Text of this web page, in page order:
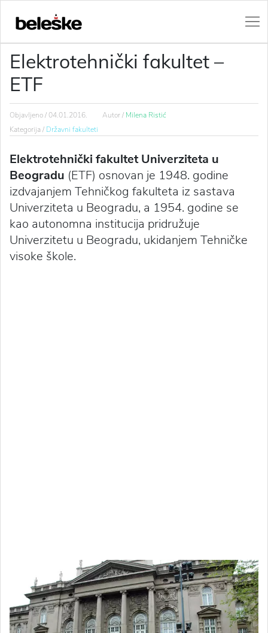
Elektrotehnički fakultet –
ETF
Objavljeno /04.01.2016. Autor / Milena Ristić
Kategorija / Državni fakulteti
Elektrotehnički fakultet Univerziteta u
Beogradu (ETF) osnovan je 1948. godine
izdvajanjem Tehničkog fakulteta iz sastava
Univerziteta u Beogradu, a 1954. godine se
kao autonomna institucija pridružuje
Univerzitetu u Beogradu, ukidanjem Tehničke
visoke škole.